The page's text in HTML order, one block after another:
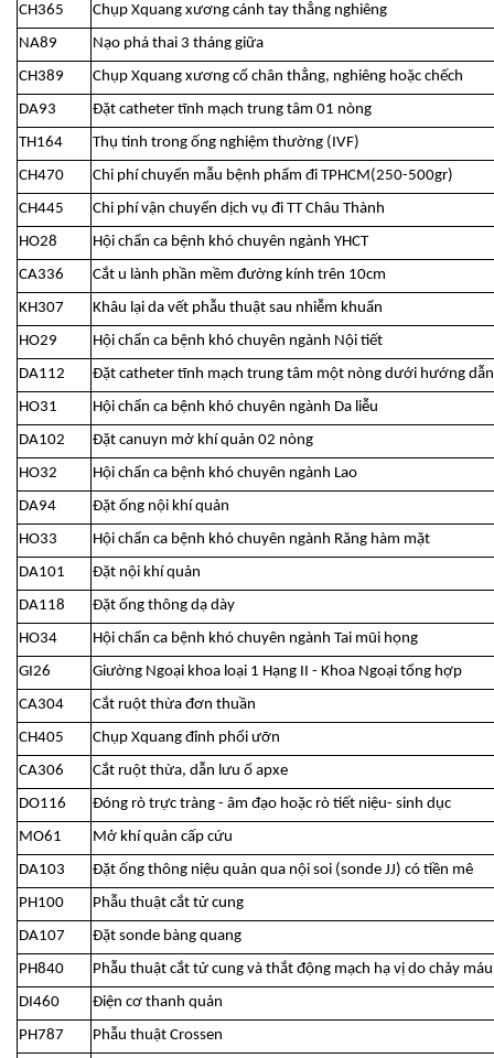
CH365
Chụp Xquang xương cánh tay thẳng nghiêng
NA89
Nạo phá thai 3 tháng giữa
CH389
Chụp Xquang xương cổ chân thẳng, nghiêng hoặc chếch
DA93
Đặt catheter tĩnh mạch trung tâm 01 nòng
TH164
Thụ tinh trong ống nghiệm thường (IVF)
CH470
Chi phí chuyển mẫu bệnh phẩm đi TPHCM(250-500gr)
CH445
Chi phí vận chuyển dịch vụ đi TT Châu Thành
HO28
Hội chẩn ca bệnh khó chuyên ngành YHCT
CA336
Cắt u lành phần mềm đường kính trên 10cm
KH307
Khâu lại da vết phẫu thuật sau nhiễm khuẩn
HO29
Hội chẩn ca bệnh khó chuyên ngành Nội tiết
DA112
Đặt catheter tĩnh mạch trung tâm một nòng dưới hướng dẫn
HO31
Hội chẩn ca bệnh khó chuyên ngành Da liễu
DA102
Đặt canuyn mở khí quản 02 nòng
HO32
Hội chẩn ca bệnh khó chuyên ngành Lao
DA94
Đặt ống nội khí quản
HO33
Hội chẩn ca bệnh khó chuyên ngành Răng hàm mặt
DA101
Đặt nội khí quản
DA118
Đặt ống thông dạ dày
HO34
Hội chẩn ca bệnh khó chuyên ngành Tai mũi họng
GI26
Giường Ngoại khoa loại 1 Hạng II - Khoa Ngoại tổng hợp
CA304
Cắt ruột thừa đơn thuần
CH405
Chụp Xquang đỉnh phổi ưỡn
CA306
Cắt ruột thừa, dẫn lưu ổ apxe
DO116
Đóng rò trực tràng - âm đạo hoặc rò tiết niệu- sinh dục
MO61
Mở khí quản cấp cứu
DA103
Đặt ống thông niệu quản qua nội soi (sonde JJ) có tiền mê
PH100
Phẫu thuật cắt tử cung
DA107
Đặt sonde bàng quang
PH840
Phẫu thuật cắt tử cung và thắt động mạch hạ vị do chảy
DI460
Điện cơ thanh quản
PH787
Phẫu thuật Crossen